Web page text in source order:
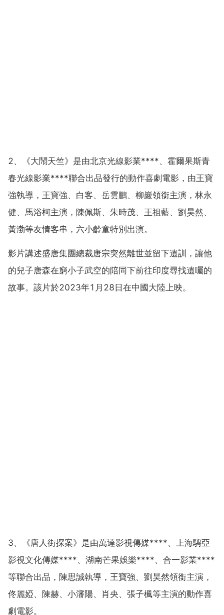
2、《大鬧天竺》是由北京光線影業****、霍爾果斯青
春光線影業****聯合出品發行的動作喜劇電影，由王寶
強執導，王寶強、白客、岳雲鵬、柳巖領銜主演，林永
健、馬浴柯主演，陳佩斯、朱時茂、王祖藍、劉昊然、
黃渤等友情客串，六小齡童特別出演。
影片講述盛唐集團總裁唐宗突然離世並留下遺訓，讓他
的兒子唐森在窮小子武空的陪同下前往印度尋找遺囑的
故事。該片於2023年1月28日在中國大陸上映。
3、《唐人街探案》是由萬達影視傳媒****、上海騁亞
影視文化傳媒****、湖南芒果娛樂****、合一影業****
等聯合出品，陳思誠執導，王寶強、劉昊然領銜主演，
佟麗婭、陳赫、小瀋陽、肖央、張子楓等主演的動作喜
劇電影。